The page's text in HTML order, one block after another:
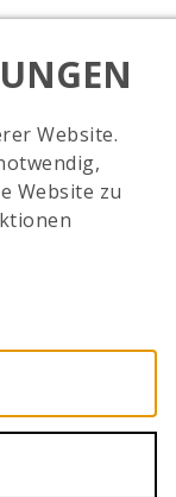
den
Website.
Website zu